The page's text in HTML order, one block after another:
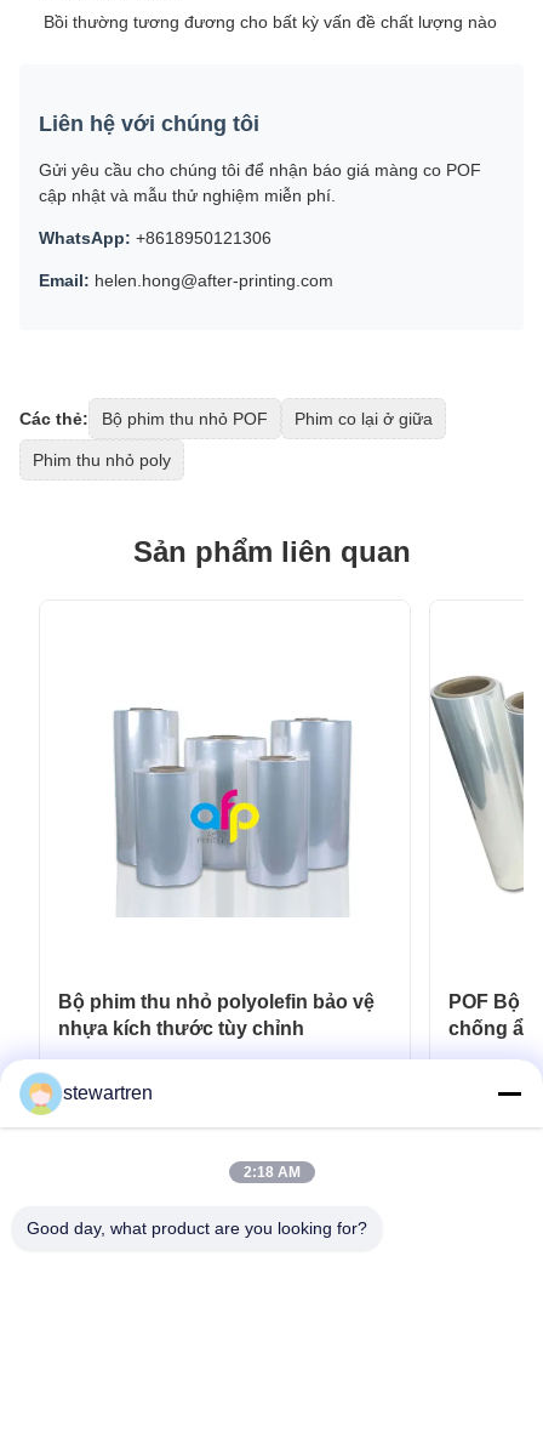
Bồi thường tương đương cho bất kỳ vấn đề chất lượng nào
Liên hệ với chúng tôi
Gửi yêu cầu cho chúng tôi để nhận báo giá màng co POF
cập nhật và mẫu thử nghiệm miễn phí.
WhatsApp: +8618950121306
Email: helen.hong@after-printing.com
Các thẻ: Bộ phim thu nhỏ POF Phim co lại ở giữa
Phim thu nhỏ poly
Sản phẩm liên quan
Bộ phim thu nhỏ polyolefin bảo vệ
nhựa kích thước tùy chỉnh
Nhận được giá tốt nhất
POF Bộ
chống
stewartren
2:18 AM
Good day, what product are you looking for?